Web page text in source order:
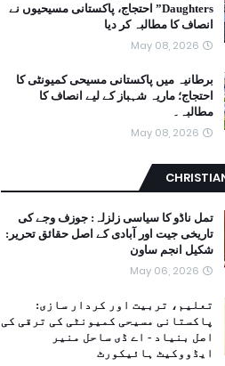
Daughters” احتجاج، پاکستانی مسیحیوں نے
انصاف کا مطالبہ کر دیا
May 08, 2026
برطانیہ میں پاکستانی مسیحی کمیونٹی کا
احتجاج؛ ماریہ شہباز کے لیے انصاف کا
مطالبہ۔
May 08, 2026
تمل ناڈو کا سیاسی زلزلہ: جوزف وجے کی
تاریخی جیت اور آبادی کے اصل حقائق تحریر:
شکیل انجم ساون
May 06, 2026
تعلیم، تربیت اور کردار سازی:
پاکستانی مسیحی کمیونٹی کی ترقی کی
اصل بنیاد - اے ڈی ساحل منیر
ایڈووکیٹ ہائیکورٹ